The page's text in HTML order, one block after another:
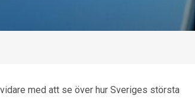
med att se över hur Sveriges största